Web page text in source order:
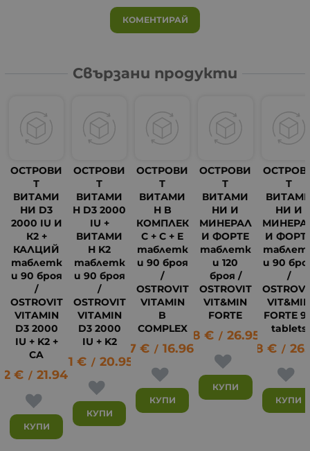
КОМЕНТИРАЙ
Свързани продукти
ОСТРОВИ
Т
ВИТАМИ
НИ D3
2000 IU И
К2 +
КАЛЦИЙ
таблетк
и 90 броя
/
OSTROVIT
VITAMIN
D3 2000
IU + K2 +
CA
€ / 21.94
КУПИ
ОСТРОВИ
Т
ВИТАМИ
Н D3 2000
IU +
ВИТАМИ
Н K2
таблетк
и 90 броя
/
OSTROVIT
VITAMIN
D3 2000
IU + K2
10.71 € / 20.95
КУПИ
ОСТРОВИ
Т
ВИТАМИ
Н B
КОМПЛЕК
С + C + E
таблетк
и 90 броя
/
OSTROVIT
VITAMIN
B
COMPLEX
8.67 € / 16.96
КУПИ
ОСТРОВИ
Т
ВИТАМИ
НИ И
МИНЕРАЛ
И ФОРТЕ
таблетк
и 120
броя /
OSTROVIT
VIT&MIN
FORTE
13.78 € / 26.95 лв.
КУПИ
Т
НИ И
И
и 90
/
VIT&MIN
FORTE
tablets
13.78 € /
КУПИ